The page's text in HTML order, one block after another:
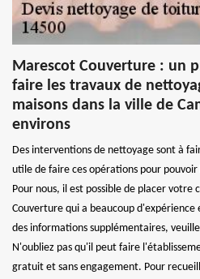
Marescot Couverture : un
faire les travaux de
maisons dans la ville de
environs
Des interventions de nettoyage sont à
utile de faire ces opérations pour
Pour nous, il est possible de placer votre
Couverture qui a beaucoup d'expérience
des informations supplémentaires,
N'oubliez pas qu'il peut faire
gratuit et sans engagement. Pour